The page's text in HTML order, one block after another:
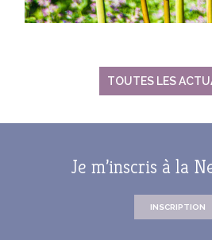
TOUTES LES
Je m’inscris à la
INSCRIPTION